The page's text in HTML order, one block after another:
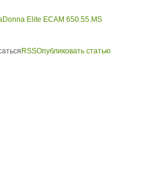
Elite ECAM 650.55.MS
RSSОпубликовать статью